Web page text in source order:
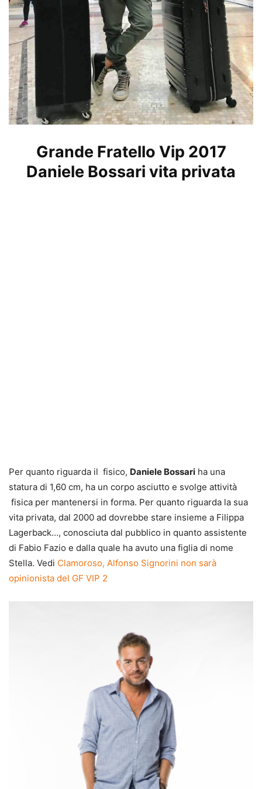
Grande Fratello Vip 2017
Daniele Bossari vita privata
Per quanto riguarda il fisico, Daniele Bossari ha una
statura di 1,60 cm, ha un corpo asciutto e svolge attività
fisica per mantenersi in forma. Per quanto riguarda la sua
vita privata, dal 2000 ad dovrebbe stare insieme a Filippa
Lagerback…, conosciuta dal pubblico in quanto assistente
di Fabio Fazio e dalla quale ha avuto una figlia di nome
Stella. Vedi Clamoroso, Alfonso Signorini non sarà
opinionista del GF VIP 2